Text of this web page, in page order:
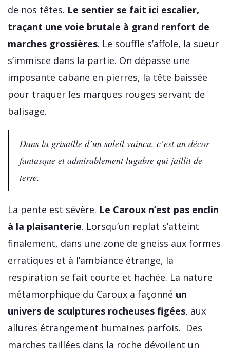
de nos têtes. Le sentier se fait ici escalier,
traçant une voie brutale à grand renfort de
marches grossières. Le souffle s’affole, la sueur
s’immisce dans la partie. On dépasse une
imposante cabane en pierres, la tête baissée
pour traquer les marques rouges servant de
balisage.
Dans la grisaille d’un soleil vaincu, c’est un décor
fantasque et admirablement lugubre qui jaillit de
terre.
La pente est sévère. Le Caroux n’est pas enclin
à la plaisanterie. Lorsqu’un replat s’atteint
finalement, dans une zone de gneiss aux formes
erratiques et à l’ambiance étrange, la
respiration se fait courte et hachée. La nature
métamorphique du Caroux a façonné un
univers de sculptures rocheuses figées, aux
allures étrangement humaines parfois. Des
marches taillées dans la roche dévoilent un